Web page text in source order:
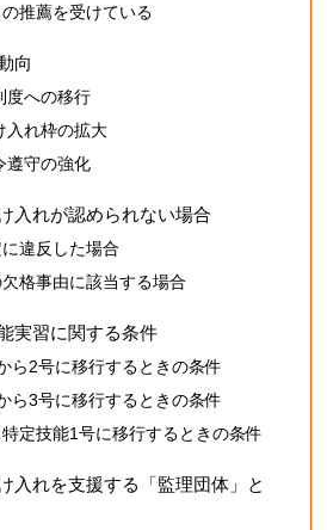
推薦を受けている
向
への移行
れ枠の拡大
守の強化
入れが認められない場合
違反した場合
格事由に該当する場合
実習に関する条件
ら2号に移行するときの条件
ら3号に移行するときの条件
定技能1号に移行するときの条件
入れを支援する「監理団体」と